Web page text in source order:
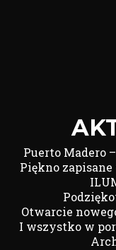
Puerto Madero
Piękno
Otwarcie
I wszystko w